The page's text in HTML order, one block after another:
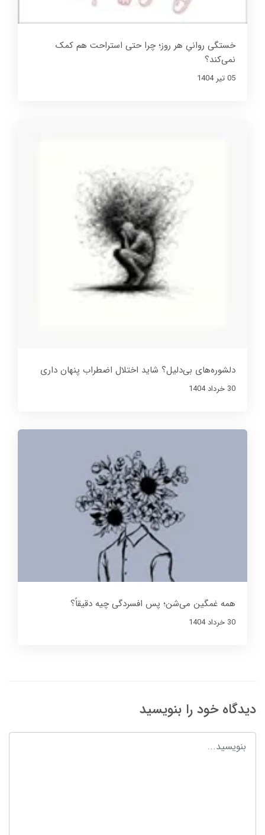
خستگی روانیِ هر روز؛ چرا حتی استراحت هم کمک
نمی‌کند؟
05 تير 1404
دلشوره‌های بی‌دلیل؟ شاید اختلال اضطراب پنهان داری
30 خرداد 1404
همه غمگین می‌شن؛ پس افسردگی چیه دقیقاً؟
30 خرداد 1404
دیدگاه خود را بنویسید